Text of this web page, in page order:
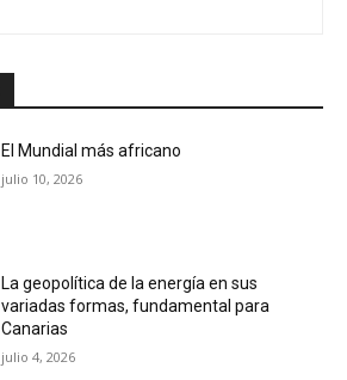
El Mundial más africano
julio 10, 2026
La geopolítica de la energía en sus
variadas formas, fundamental para
Canarias
julio 4, 2026